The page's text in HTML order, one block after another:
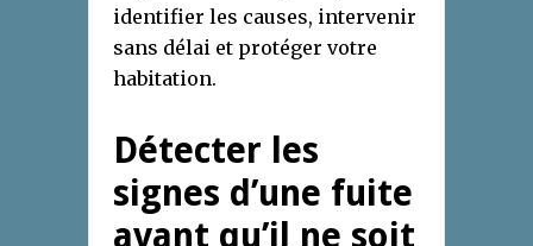
identifier les causes, intervenir
sans délai et protéger votre
habitation.
Détecter les
signes d’une fuite
avant qu’il ne soit